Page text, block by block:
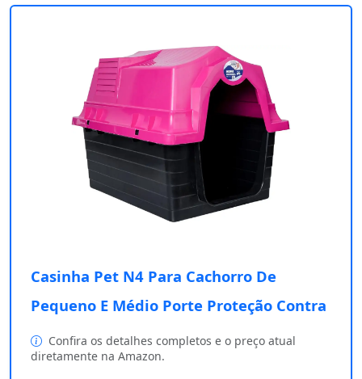
Casinha Pet N4 Para Cachorro De
Pequeno E Médio Porte Proteção Contra
Confira os detalhes completos e o preço atual
diretamente na Amazon.